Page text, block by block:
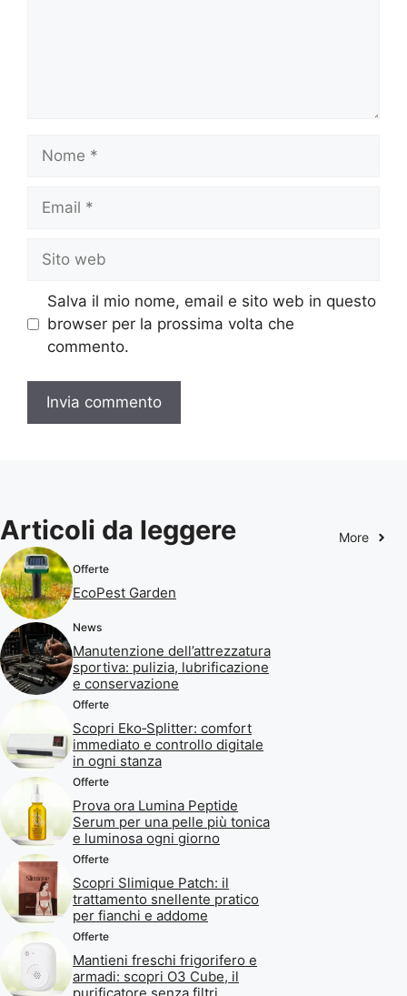
web
Salva il mio nome, email e sito web in questo
browser per la prossima volta che
commento.
Articoli da leggere More
Offerte
EcoPest Garden
News
Manutenzione dell’attrezzatura
sportiva: pulizia, lubrificazione
e conservazione
Offerte
Scopri Eko‑Splitter: comfort
immediato e controllo digitale
in ogni stanza
Offerte
Prova ora Lumina Peptide
Serum per una pelle più tonica
e luminosa ogni giorno
Offerte
Scopri Slimique Patch: il
trattamento snellente pratico
per fianchi e addome
Offerte
Mantieni freschi frigorifero e
armadi: scopri O3 Cube, il